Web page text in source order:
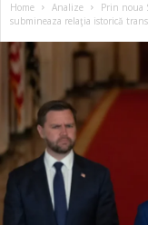
Home Analize
Prin noua
submineaza relaţia istorică